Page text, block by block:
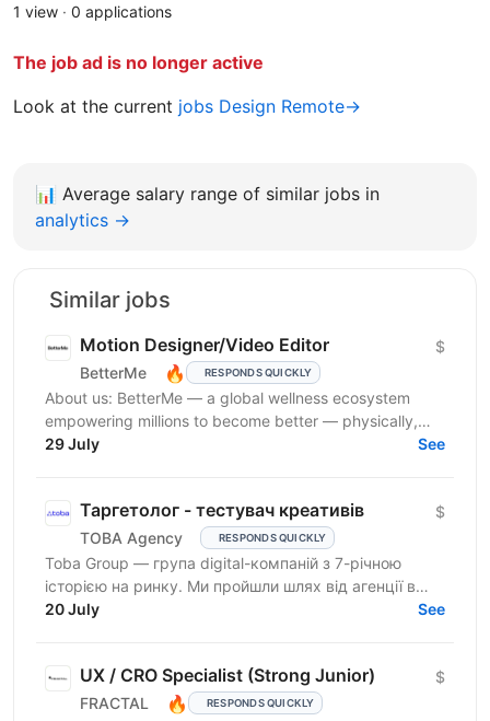
1 view · 0 applications
The job ad is no longer active
Look at the current jobs Design Remote→
📊 Average salary range of similar jobs in
analytics →
Similar jobs
Motion Designer/Video Editor
BetterMe 🔥 RESPONDS QUICKLY
$
About us: BetterMe — a global wellness ecosystem
empowering millions to become better — physically,
mentally, and emotionally. We build what makes
29 July See
Таргетолог - тестувач креативів
TOBA Agency RESPONDS QUICKLY
$
Toba Group — група digital-компаній з 7-річною
історією на ринку. Ми пройшли шлях від агенції в
Telegram-маркетингу до повноцінної екосистеми:
20 July See
UX / CRO Specialist (Strong Junior)
FRACTAL 🔥 RESPONDS QUICKLY
$